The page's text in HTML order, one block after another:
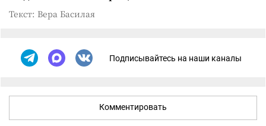
Текст: Вера Басилая
Подписывайтесь на наши каналы
Комментировать